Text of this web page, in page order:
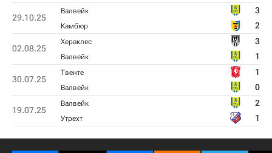
29.10.25
Валвейк 3
Камбюр 2
02.08.25
Хераклес 3
Валвейк 1
30.07.25
Твенте 1
Валвейк 0
19.07.25
Валвейк 2
Утрехт 1